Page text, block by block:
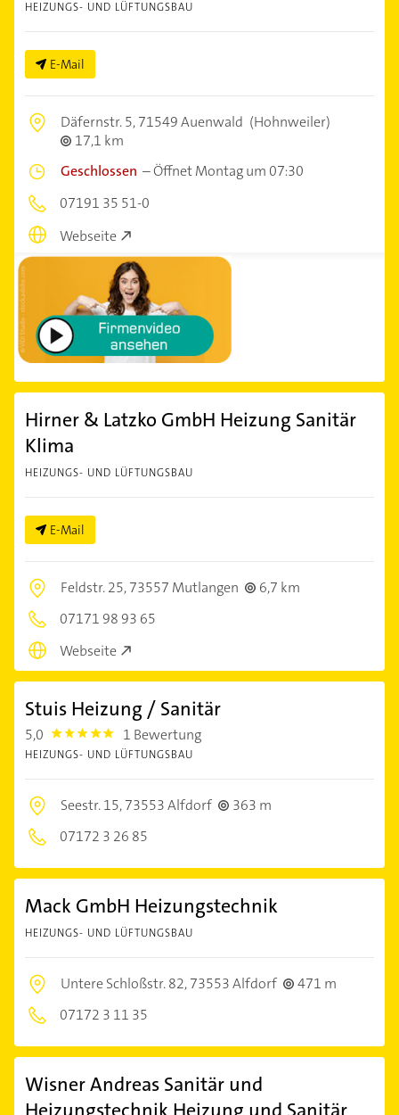
HEIZUNGS- UND LÜFTUNGSBAU
E-Mail
Däfernstr. 5,71549 Auenwald (Hohnweiler)
17,1 km
Geschlossen –Öffnet Montag um 07:30
07191 35 51-0
Webseite
Hirner & Latzko GmbH Heizung Sanitär
Klima
HEIZUNGS- UND LÜFTUNGSBAU
E-Mail
Feldstr. 25,73557 Mutlangen
6,7 km
07171 98 93 65
Webseite
Stuis Heizung / Sanitär
5,0 5.0 1 Bewertung
HEIZUNGS- UND LÜFTUNGSBAU
Seestr. 15,73553 Alfdorf
363 m
07172 3 26 85
Mack GmbH Heizungstechnik
HEIZUNGS- UND LÜFTUNGSBAU
Untere Schloßstr. 82,73553 Alfdorf
471 m
07172 3 11 35
Wisner Andreas Sanitär und